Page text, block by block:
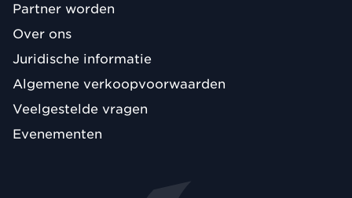
Partner worden
Over ons
Juridische informatie
Algemene verkoopvoorwaarden
Veelgestelde vragen
Evenementen